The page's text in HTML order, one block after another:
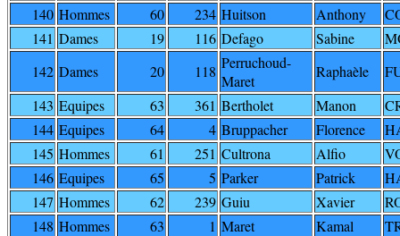
140 Hommes 60 234 Huitson Anthony
141 Dames 19 116 Defago Sabine
142 Dames 20 118 Perruchoud-
Maret
Raphaèle
143 Equipes 63 361 Bertholet Manon
144 Equipes 64 4 Bruppacher Florence
145 Hommes 61 251 Cultrona Alfio
146 Equipes 65 5 Parker Patrick
147 Hommes 62 239 Guiu Xavier
148 Hommes 63 1 Maret Kamal